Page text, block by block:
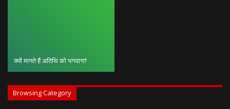
क्यों मानते हैं अतिथि को भगवान?
Browsing Category